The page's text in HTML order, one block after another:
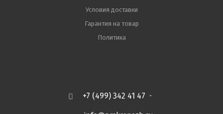
Условия доставки
Гарантия на товар
Политика
+7 (499) 342 41 47